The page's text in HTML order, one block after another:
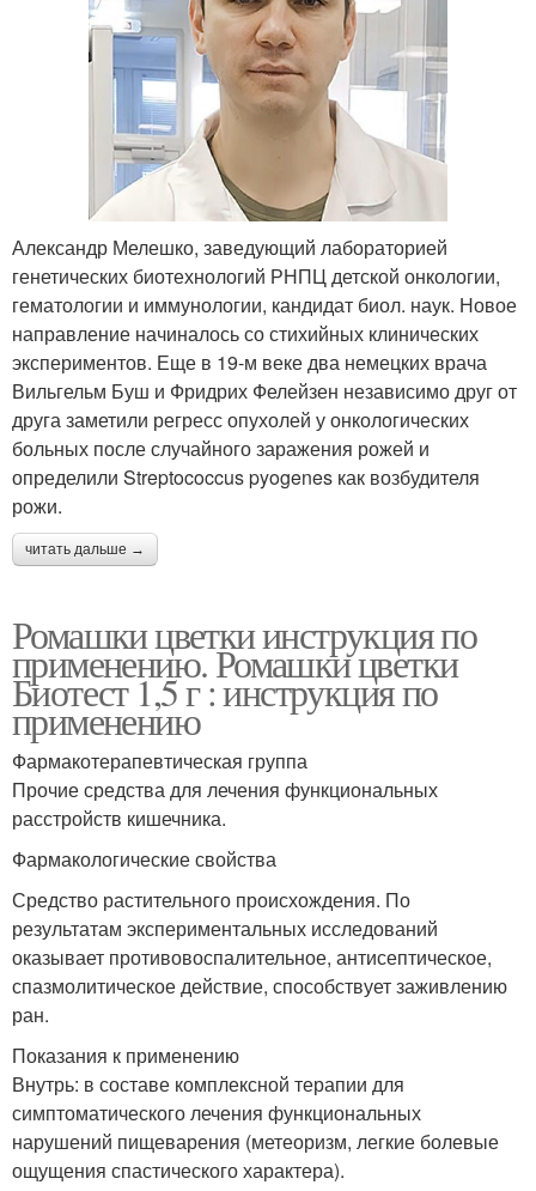
Александр Мелешко, заведующий лабораторией
генетических биотехнологий РНПЦ детской онкологии,
гематологии и иммунологии, кандидат биол. наук. Новое
направление начиналось со стихийных клинических
экспериментов. Еще в 19-м веке два немецких врача
Вильгельм Буш и Фридрих Фелейзен независимо друг от
друга заметили регресс опухолей у онкологических
больных после случайного заражения рожей и
определили Streptococcus pyogenes как возбудителя
рожи.
читать дальше →
Ромашки цветки инструкция по
применению. Ромашки цветки
Биотест 1,5 г : инструкция по
применению
Фармакотерапевтическая группа
Прочие средства для лечения функциональных
расстройств кишечника.
Фармакологические свойства
Средство растительного происхождения. По
результатам экспериментальных исследований
оказывает противовоспалительное, антисептическое,
спазмолитическое действие, способствует заживлению
ран.
Показания к применению
Внутрь: в составе комплексной терапии для
симптоматического лечения функциональных
нарушений пищеварения (метеоризм, легкие болевые
ощущения спастического характера).